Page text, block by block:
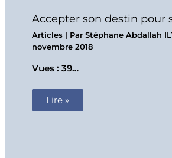
Accepter son destin pour
Articles| Par Stéphane Abdallah
novembre 2018
Vues : 39…
Lire »